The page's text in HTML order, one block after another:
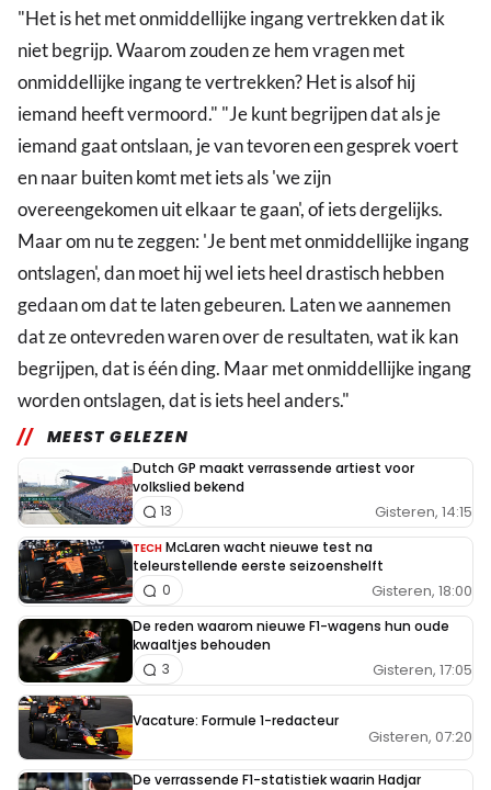
"Het is het met onmiddellijke ingang vertrekken dat ik
niet begrijp. Waarom zouden ze hem vragen met
onmiddellijke ingang te vertrekken? Het is alsof hij
iemand heeft vermoord." "Je kunt begrijpen dat als je
iemand gaat ontslaan, je van tevoren een gesprek voert
en naar buiten komt met iets als 'we zijn
overeengekomen uit elkaar te gaan', of iets dergelijks.
Maar om nu te zeggen: 'Je bent met onmiddellijke ingang
ontslagen', dan moet hij wel iets heel drastisch hebben
gedaan om dat te laten gebeuren. Laten we aannemen
dat ze ontevreden waren over de resultaten, wat ik kan
begrijpen, dat is één ding. Maar met onmiddellijke ingang
worden ontslagen, dat is iets heel anders."
MEEST GELEZEN
Dutch GP maakt verrassende artiest voor
volkslied bekend
Gisteren, 14:15
13
TECH McLaren wacht nieuwe test na
teleurstellende eerste seizoenshelft
Gisteren, 18:00
0
De reden waarom nieuwe F1-wagens hun oude
kwaaltjes behouden
Gisteren, 17:05
3
Vacature: Formule 1-redacteur
Gisteren, 07:20
De verrassende F1-statistiek waarin Hadjar